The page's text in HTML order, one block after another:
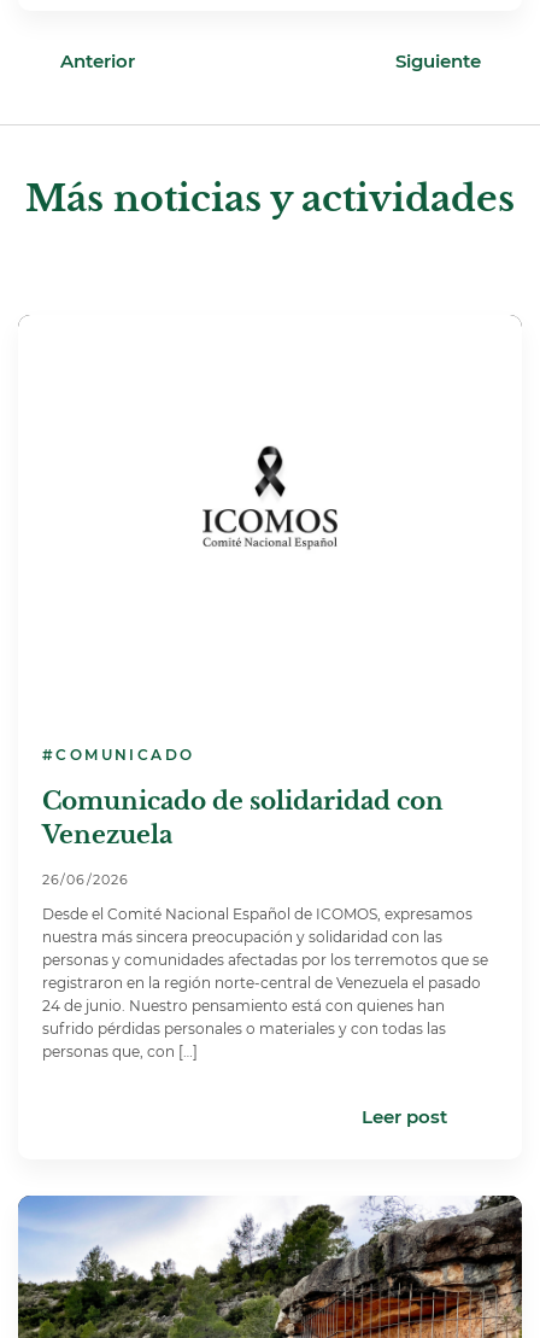
Anterior Siguiente
Más noticias y actividades
#COMUNICADO
Comunicado de solidaridad con
Venezuela
26/06/2026
Desde el Comité Nacional Español de ICOMOS, expresamos
nuestra más sincera preocupación y solidaridad con las
personas y comunidades afectadas por los terremotos que se
registraron en la región norte-central de Venezuela el pasado
24 de junio. Nuestro pensamiento está con quienes han
sufrido pérdidas personales o materiales y con todas las
personas que, con […]
Leer post